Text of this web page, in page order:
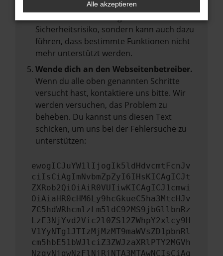
Veraltete Software birgt nicht nur ein
Sicherheitsrisiko, sondern kann auch dazu
führen, dass bestimmte Funktionen nicht
mehr unterstützt werden.
Wende dich an den Webseitenbetreiber.
Wenn du alle oben genannten Schritte
versucht hast, kontaktiere uns bitte. Wir
werden versuchen, das Problem zu
beheben. Du kannst uns diesen Text
schicken, um uns bei der Fehlersuche zu
unterstützen:
ewogICJuYW1lIjogIk5ldHdvcmtFcnJv
ciIsCiAgImNvbmZpZyI6IHsKICAgICJt
ZXRob2QiOiAiR0VUIiwKICAgICJ1cmwi
OiAiaHR0cHM6Ly9hcGkueC5ha3MtcHJv
ZC5hdWRhcmlzLm5ldC92MS9jbGllbnRz
LzE3NjYvd2Vic2l0ZS12ZWhpY2xlcy9H
V1YyNTg1JTIzMjMzMT9maWVsZD1pbnRl
cm5hbE51bWJlciZ3ZWJzaXRlPTY2MGVh
NzgyNjgwNzFlNjRjNTA3MTAwNCIsCiAg
Alle akzeptieren